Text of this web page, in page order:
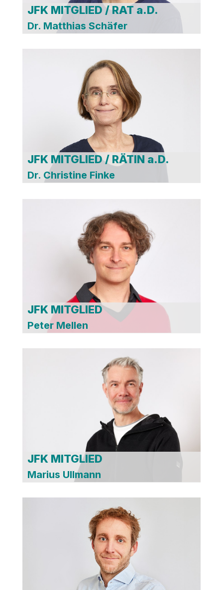
JFK MITGLIED / RAT a.D.
Dr. Matthias Schäfer
JFK MITGLIED / RÄTIN a.D.
Dr. Christine Finke
JFK MITGLIED
Peter Mellen
JFK MITGLIED
Marius Ullmann